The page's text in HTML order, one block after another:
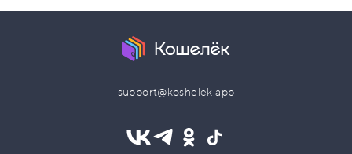
support@koshelek.app